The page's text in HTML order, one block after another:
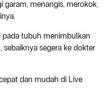
garam, menangis, merokok,
pada tubuh menimbulkan
sebaiknya segera ke dokter
dan mudah di Live